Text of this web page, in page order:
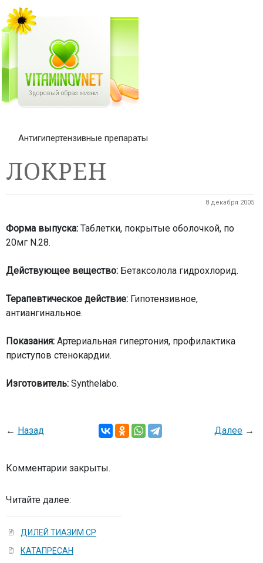
Антигипертензивные препараты
ЛОКРЕН
8 декабря 2005
Форма выпуска: Таблетки, покрытые оболочкой, по
20мг N.28.
Действующее вещество: Бетаксолола гидрохлорид.
Терапевтическое действие: Гипотензивное,
антиангинальное.
Показания: Артериальная гипертония, профилактика
приступов стенокардии.
Изготовитель: Synthelabo.
← Назад Далее →
Комментарии закрыты.
Читайте далее:
ДИЛЕЙ ТИАЗИМ СР
КАТАПРЕСАН